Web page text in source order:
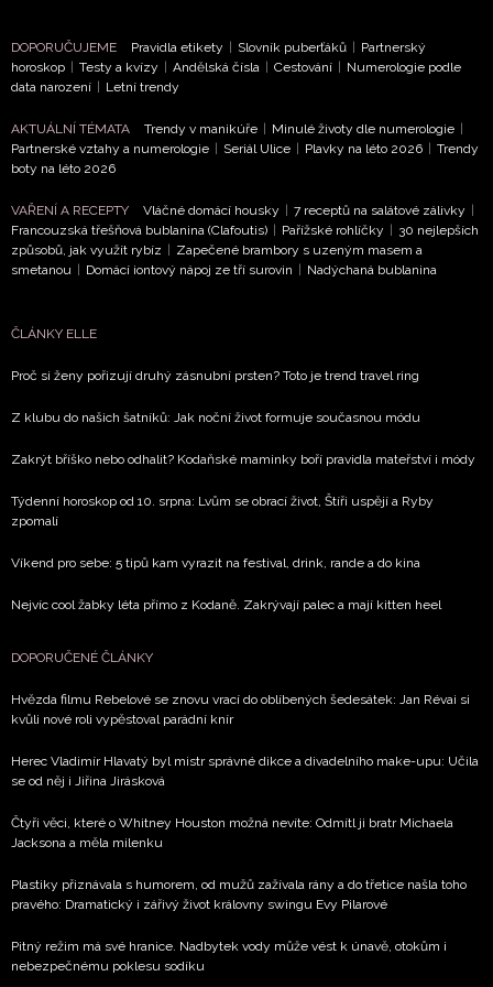
DOPORUČUJEME Pravidla etikety Slovník puberťáků
Partnerský
horoskop
Testy a kvízy Andělská čísla Cestování
Numerologie podle
data narození
Letní trendy
AKTUÁLNÍ TÉMATA Trendy v manikúře Minulé životy dle numerologie
Partnerské vztahy a numerologie
Seriál Ulice Plavky na léto 2026
Trendy
boty na léto 2026
VAŘENÍ A RECEPTY Vláčné domácí housky 7 receptů na salátové zálivky
Francouzská třešňová bublanina (Clafoutis)
Pařížské rohlíčky
30 nejlepších
způsobů, jak využít rybíz
Zapečené brambory s uzeným masem a
smetanou
Domácí iontový nápoj ze tří surovin Nadýchaná bublanina
ČLÁNKY ELLE
Proč si ženy pořizují druhý zásnubní prsten? Toto je trend travel ring
Z klubu do našich šatníků: Jak noční život formuje současnou módu
Zakrýt bříško nebo odhalit? Kodaňské maminky boří pravidla mateřství i módy
Týdenní horoskop od 10. srpna: Lvům se obrací život, Štíři uspějí a Ryby
zpomalí
Víkend pro sebe: 5 tipů kam vyrazit na festival, drink, rande a do kina
Nejvíc cool žabky léta přímo z Kodaně. Zakrývají palec a mají kitten heel
DOPORUČENÉ ČLÁNKY
Hvězda filmu Rebelové se znovu vrací do oblíbených šedesátek: Jan Révai si
kvůli nové roli vypěstoval parádní knír
Herec Vladimír Hlavatý byl mistr správné dikce a divadelního make-upu: Učila
se od něj i Jiřina Jirásková
Čtyři věci, které o Whitney Houston možná nevíte: Odmítl ji bratr Michaela
Jacksona a měla milenku
Plastiky přiznávala s humorem, od mužů zažívala rány a do třetice našla toho
pravého: Dramatický i zářivý život královny swingu Evy Pilarové
Pitný režim má své hranice. Nadbytek vody může vést k únavě, otokům i
nebezpečnému poklesu sodíku